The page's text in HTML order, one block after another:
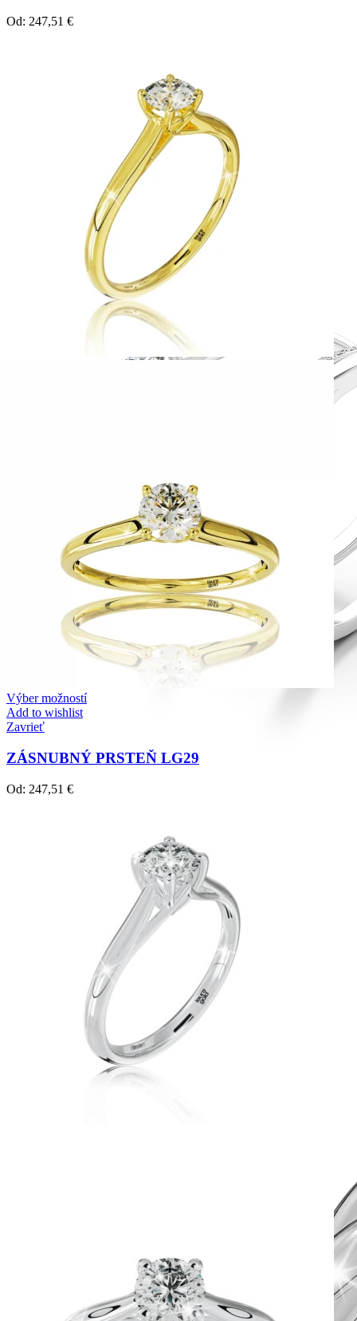
Zásnubné prstne z kolekcie Crown Beauty.
Zásnubné prstne z kolekcie Diamonds line.
Od: 247,51 €
Výber možností
Add to wishlist
Zavrieť
ZÁSNUBNÝ PRSTEŇ LG29
Od: 247,51 €